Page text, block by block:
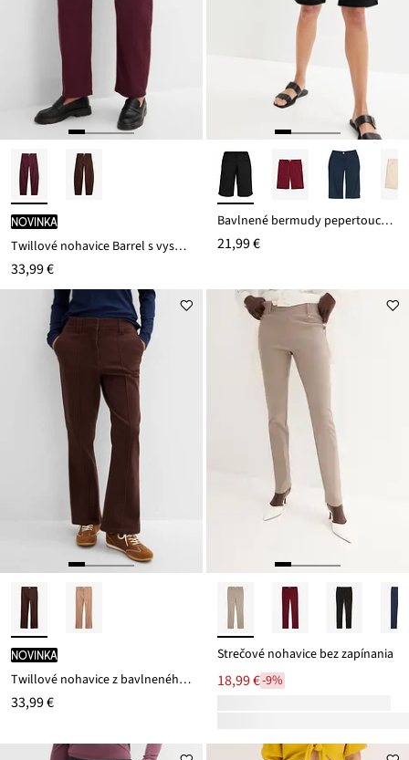
novinka
Twillové nohavice Barrel s vysokým pásom
33,99 €
Bavlnené bermudy pepertouch z bavlneného mixu
21,99 €
novinka
Twillové nohavice z bavlneného streču
33,99 €
Strečové nohavice bez zapínania
18,99 €-9%